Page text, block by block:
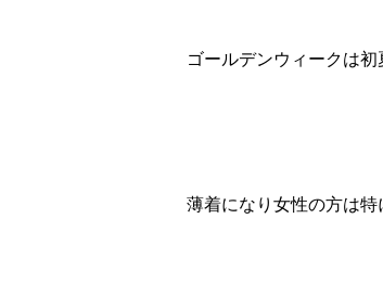
ゴールデンウィークは初
薄着になり女性の方は特